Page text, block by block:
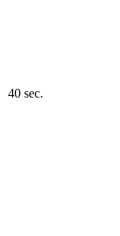
40 sec.